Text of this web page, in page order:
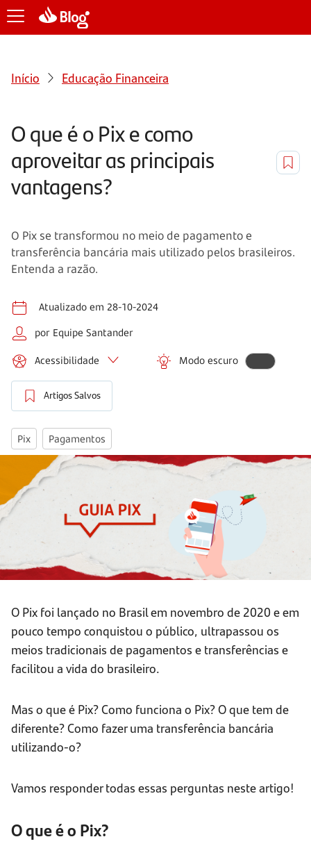
Início Educação Financeira
O que é o Pix e como
aproveitar as principais
vantagens?
O Pix se transformou no meio de pagamento e
transferência bancária mais utilizado pelos brasileiros.
Entenda a razão.
Atualizado em 28-10-2024
por Equipe Santander
Acessibilidade Modo escuro
Artigos Salvos
Pix Pagamentos
O Pix foi lançado no Brasil em novembro de 2020 e em
pouco tempo conquistou o público, ultrapassou os
meios tradicionais de pagamentos e transferências e
facilitou a vida do brasileiro.
Mas o que é Pix? Como funciona o Pix? O que tem de
diferente? Como fazer uma transferência bancária
utilizando-o?
Vamos responder todas essas perguntas neste artigo!
O que é o Pix?